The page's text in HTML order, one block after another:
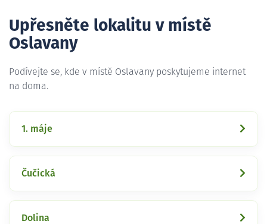
Upřesněte lokalitu v místě
Oslavany
Podívejte se, kde v místě Oslavany poskytujeme internet
na doma.
1. máje
Čučická
Dolina